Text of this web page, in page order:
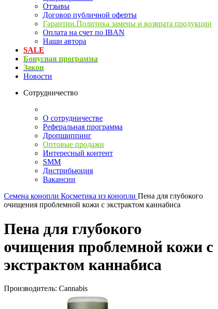
Отзывы
Договор публичной оферты
Гарантии.Политика замены и возврата продукции
Оплата на счет по IBAN
Наши автора
SALE
Бонусная программа
Закон
Новости
Сотрудничество
О сотрудничестве
Реферальная программа
Дропшиппинг
Оптовые продажи
Интересный контент
SMM
Дистрибьюция
Вакансии
Семена конопли Косметика из конопли Пена для глубокого
очищения проблемной кожи с экстрактом каннабиса
Пена для глубокого
очищения проблемной кожи с
экстрактом каннабиса
Производитель: Cannabis